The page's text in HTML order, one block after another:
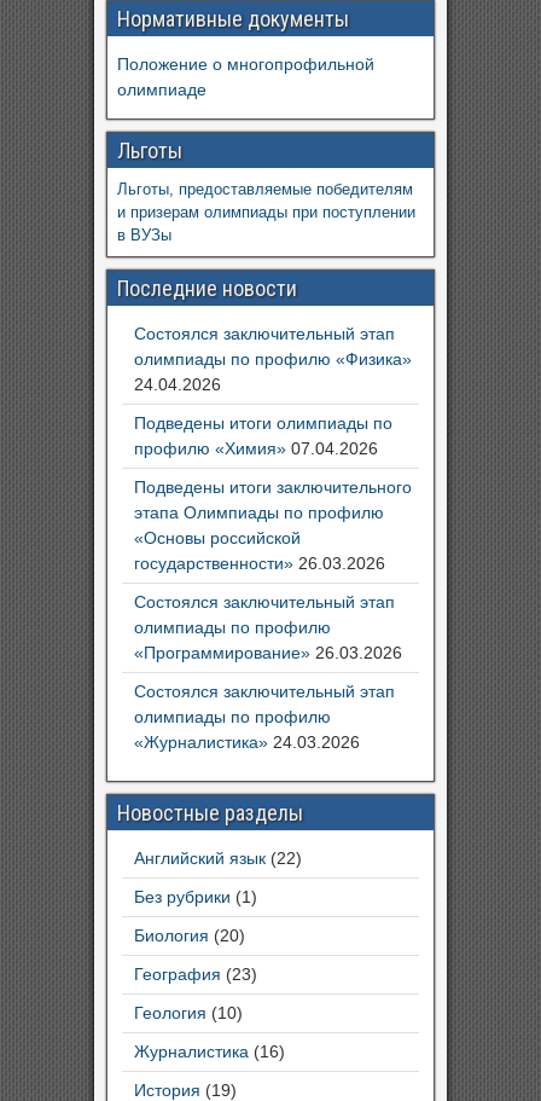
Нормативные документы
Положение о многопрофильной
олимпиаде
Льготы
Льготы, предоставляемые победителям
и призерам олимпиады при поступлении
в ВУЗы
Последние новости
Состоялся заключительный этап
олимпиады по профилю «Физика»
24.04.2026
Подведены итоги олимпиады по
профилю «Химия» 07.04.2026
Подведены итоги заключительного
этапа Олимпиады по профилю
«Основы российской
государственности» 26.03.2026
Состоялся заключительный этап
олимпиады по профилю
«Программирование» 26.03.2026
Состоялся заключительный этап
олимпиады по профилю
«Журналистика» 24.03.2026
Новостные разделы
Английский язык (22)
Без рубрики (1)
Биология (20)
География (23)
Геология (10)
Журналистика (16)
История (19)